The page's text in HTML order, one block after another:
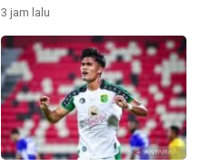
3 jam lalu